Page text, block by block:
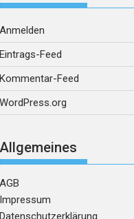
Anmelden
Eintrags-Feed
Kommentar-Feed
WordPress.org
Allgemeines
AGB
Impressum
Datenschutzerklärung